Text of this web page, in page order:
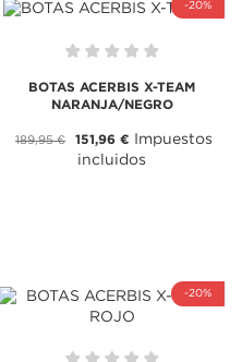
-20%
BOTAS ACERBIS X-TEAM
NARANJA/NEGRO
189,95 € 151,96 €
Impuestos
incluidos
-20%